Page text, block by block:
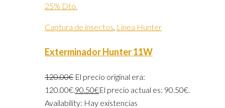
25% Dto.
Captura de insectos Linea Hunter
Exterminador Hunter 11W
120.00€ El precio original era:
120.00€. 90.50€El precio actual es: 90.50€.
Availability: Hay existencias